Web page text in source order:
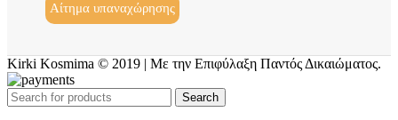
Αίτημα υπαναχώρησης
Kirki Kosmima © 2019 | Με την Επιφύλαξη Παντός Δικαιώματος.
Search